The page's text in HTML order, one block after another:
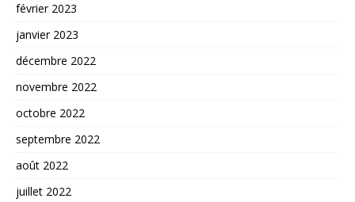
février 2023
janvier 2023
décembre 2022
novembre 2022
octobre 2022
septembre 2022
août 2022
juillet 2022